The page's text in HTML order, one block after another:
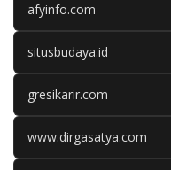
afyinfo.com
situsbudaya.id
gresikarir.com
www.dirgasatya.com